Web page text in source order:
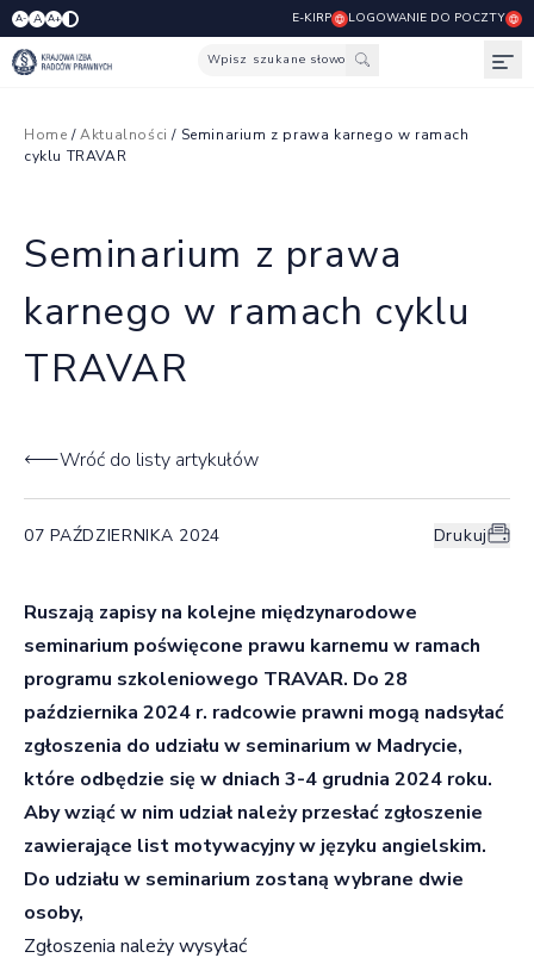
A- A A+ E-KIRP LOGOWANIE DO POCZTY
Wpisz szukane słowo
Home /Aktualności / Seminarium z prawa karnego w ramach
cyklu TRAVAR
Seminarium z prawa
karnego w ramach cyklu
TRAVAR
Wróć do listy artykułów
07 PAŹDZIERNIKA 2024 Drukuj
Ruszają zapisy na kolejne międzynarodowe
seminarium poświęcone prawu karnemu w ramach
programu szkoleniowego TRAVAR. Do 28
października 2024 r. radcowie prawni mogą nadsyłać
zgłoszenia do udziału w seminarium w Madrycie,
które odbędzie się w dniach 3-4 grudnia 2024 roku.
Aby wziąć w nim udział należy przesłać zgłoszenie
zawierające list motywacyjny w języku angielskim.
Do udziału w seminarium zostaną wybrane dwie
osoby,
Zgłoszenia należy wysyłać